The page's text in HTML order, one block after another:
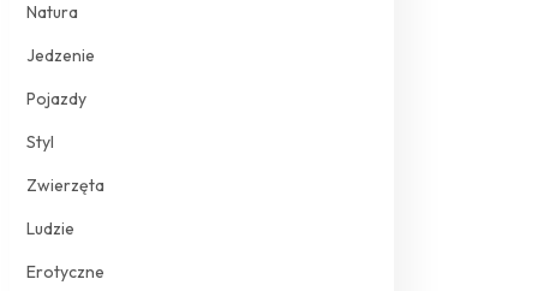
Natura
Jedzenie
Pojazdy
Styl
Zwierzęta
Ludzie
Erotyczne